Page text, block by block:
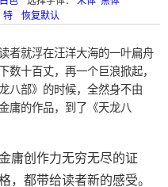
特 恢复默认
者就浮在汪洋大海的一叶扁舟
数十百丈，再一个巨浪掀起，
八部》的时候，全然身不由
庸的作品，到了《天龙八
庸创作力无穷无尽的证
，都带给读者新的感受。